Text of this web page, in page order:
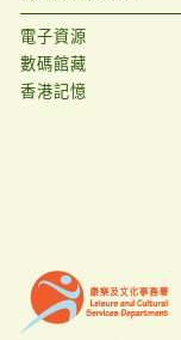
電子資源
數碼館藏
香港記憶